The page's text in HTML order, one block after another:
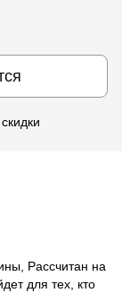
Рассчитан на
для тех, кто